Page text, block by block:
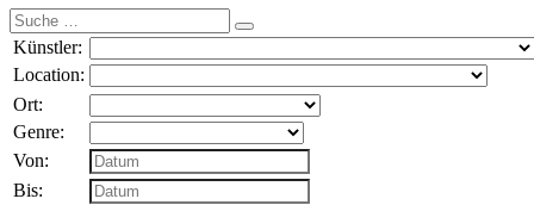
Suche
nach:
Künstler:
Location:
Ort:
Genre:
Von:
Bis: